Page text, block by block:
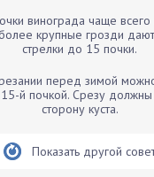
винограда чаще
крупные грозди
стрелки до 15 почки.
перед зимой
й почкой. Срезу
сторону куста.
Показать другой